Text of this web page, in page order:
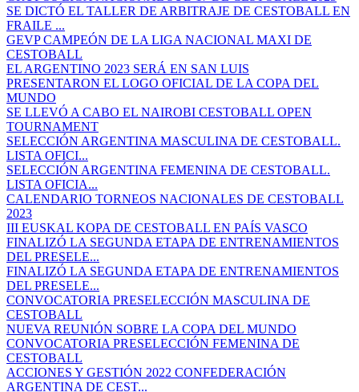
SE DICTÓ EL TALLER DE ARBITRAJE DE CESTOBALL EN
FRAILE ...
GEVP CAMPEÓN DE LA LIGA NACIONAL MAXI DE
CESTOBALL
EL ARGENTINO 2023 SERÁ EN SAN LUIS
PRESENTARON EL LOGO OFICIAL DE LA COPA DEL
MUNDO
SE LLEVÓ A CABO EL NAIROBI CESTOBALL OPEN
TOURNAMENT
SELECCIÓN ARGENTINA MASCULINA DE CESTOBALL.
LISTA OFICI...
SELECCIÓN ARGENTINA FEMENINA DE CESTOBALL.
LISTA OFICIA...
CALENDARIO TORNEOS NACIONALES DE CESTOBALL
2023
III EUSKAL KOPA DE CESTOBALL EN PAÍS VASCO
FINALIZÓ LA SEGUNDA ETAPA DE ENTRENAMIENTOS
DEL PRESELE...
FINALIZÓ LA SEGUNDA ETAPA DE ENTRENAMIENTOS
DEL PRESELE...
CONVOCATORIA PRESELECCIÓN MASCULINA DE
CESTOBALL
NUEVA REUNIÓN SOBRE LA COPA DEL MUNDO
CONVOCATORIA PRESELECCIÓN FEMENINA DE
CESTOBALL
ACCIONES Y GESTIÓN 2022 CONFEDERACIÓN
ARGENTINA DE CEST...